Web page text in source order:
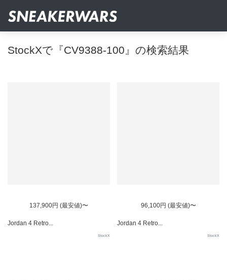
StockXで『CV9388-100』の検索結果
137,900円 (最安値)〜
Jordan 4 Retro...
StockX
96,100円 (最安値)〜
Jordan 4 Retro...
StockX